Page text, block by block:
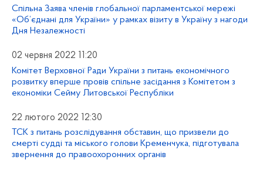
Спільна Заява членів глобальної парламентської мережі
«Об’єднані для України» у рамках візиту в Україну з нагоди
Дня Незалежності
02 червня 2022 11:20
Комітет Верховної Ради України з питань економічного
розвитку вперше провів спільне засідання з Комітетом з
економіки Сейму Литовської Республіки
22 лютого 2022 12:30
ТСК з питань розслідування обставин, що призвели до
смерті судді та міського голови Кременчука, підготувала
звернення до правоохоронних органів